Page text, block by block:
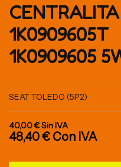
1K0909605T
1K0909605
SEAT TOLEDO (5P2)
40,00 €Sin IVA
48,40 € Con IVA